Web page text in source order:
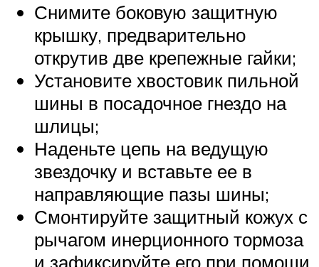
Снимите боковую защитную
крышку, предварительно
открутив две крепежные гайки;
Установите хвостовик пильной
шины в посадочное гнездо на
шлицы;
Наденьте цепь на ведущую
звездочку и вставьте ее в
направляющие пазы шины;
Смонтируйте защитный кожух с
рычагом инерционного тормоза
и зафиксируйте его при помощи